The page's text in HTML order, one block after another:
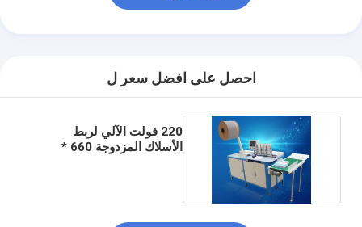
احصل على افضل سعر ل
220 فولت الآلي لربط
الأسلاك المزدوجة 660 *